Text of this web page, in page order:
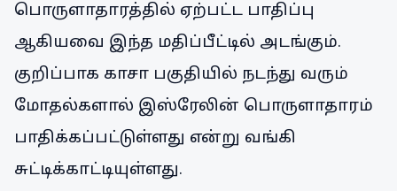
பொருளாதாரத்தில் ஏற்பட்ட பாதிப்பு
ஆகியவை இந்த மதிப்பீட்டில் அடங்கும்.
குறிப்பாக காசா பகுதியில் நடந்து வரும்
மோதல்களால் இஸ்ரேலின் பொருளாதாரம்
பாதிக்கப்பட்டுள்ளது என்று வங்கி
சுட்டிக்காட்டியுள்ளது.